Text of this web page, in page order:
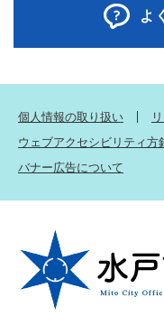
よ
個人情報の取り扱い
ウェブアクセシビリティ方
バナー広告について